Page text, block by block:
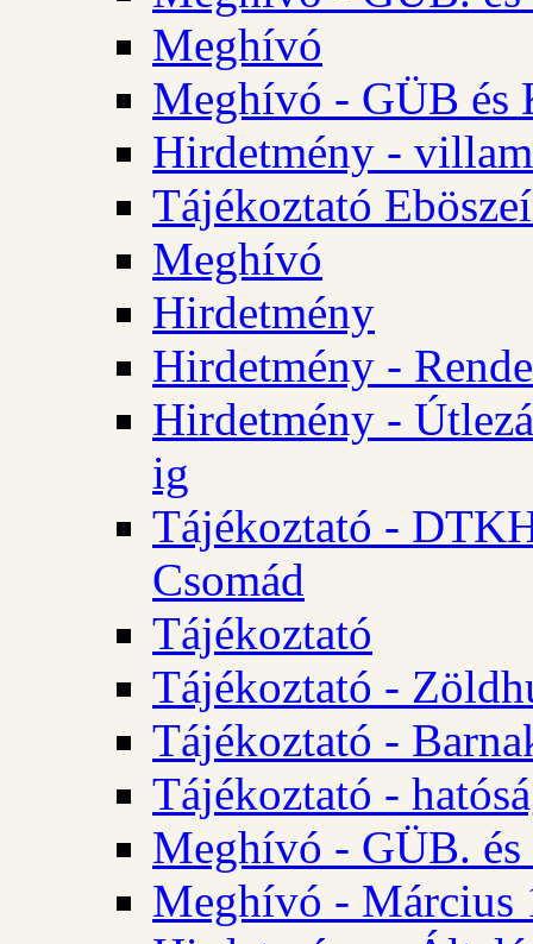
Meghívó
Meghívó - GÜB és
Hirdetmény -
Tájékoztató
Meghívó
Hirdetmény
Hirdetmény -
Hirdetmény -
ig
Tájékoztató -
Csomád
Tájékoztató
Tájékoztató -
Tájékoztató -
Tájékoztató -
Meghívó - GÜB.
Meghívó - Március